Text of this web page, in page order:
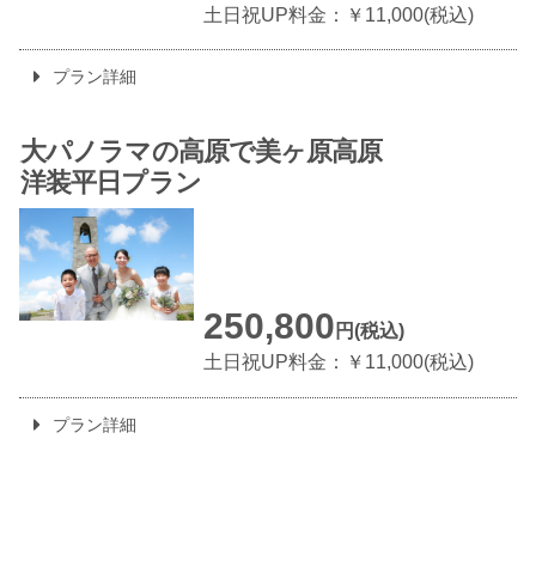
土日祝UP料金：￥11,000(税込)
プラン詳細
大パノラマの高原で美ヶ原高原
洋装平日プラン
250,800 円(税込)
土日祝UP料金：￥11,000(税込)
プラン詳細